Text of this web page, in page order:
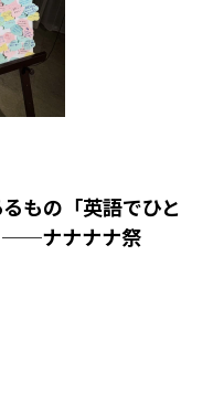
もの「英語でひと
──ナナナナ祭